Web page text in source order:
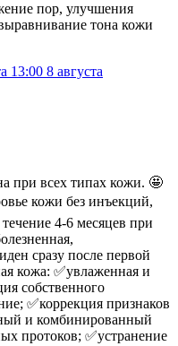
пор, улучшения
тона кожи
13:00 8 августа
при всех типах кожи. 🤩
кожи без инъекций,
4-6 месяцев при
сразу после первой
кожа: ✅увлаженная и
собственного
✅коррекция признаков
и комбинированный
протоков; ✅устранение